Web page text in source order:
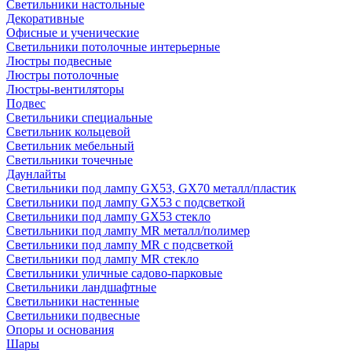
Светильники настольные
Декоративные
Офисные и ученические
Светильники потолочные интерьерные
Люстры подвесные
Люстры потолочные
Люстры-вентиляторы
Подвес
Светильники специальные
Светильник кольцевой
Светильник мебельный
Светильники точечные
Даунлайты
Светильники под лампу GX53, GX70 металл/пластик
Светильники под лампу GX53 с подсветкой
Светильники под лампу GX53 стекло
Светильники под лампу MR металл/полимер
Светильники под лампу MR с подсветкой
Светильники под лампу MR стекло
Светильники уличные садово-парковые
Светильники ландшафтные
Светильники настенные
Светильники подвесные
Опоры и основания
Шары